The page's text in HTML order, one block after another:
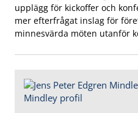
upplägg för kickoffer och
mer efterfrågat inslag för
minnesvärda möten utanför